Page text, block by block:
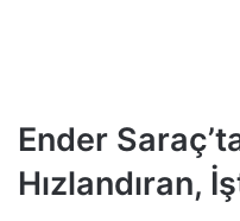
Ender
Hızlandıran,